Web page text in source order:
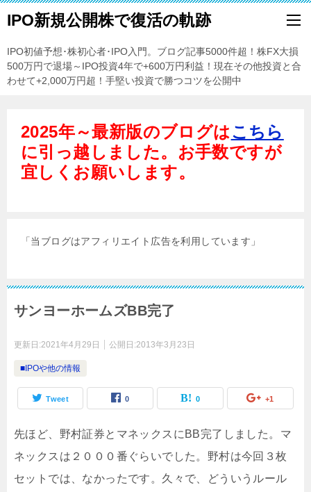
IPO新規公開株で復活の軌跡
IPO初値予想･株初心者･IPO入門。ブログ記事5000件超！株FX大損
500万円で退場～IPO投資4年で+600万円利益！現在その他投資と合
わせて+2,000万円超！手堅い投資で勝つコツを公開中
2025年～最新版のブログはこちら
に引っ越しました。お手数ですが
宜しくお願いします。
「当ブログはアフィリエイト広告を利用しています」
サンヨーホームズBB完了
更新日:2021年4月29日 公開日:2013年3月23日
■IPOや他の情報
Tweet 0 0 +1
先ほど、野村証券とマネックスにBB完了しました。マ
ネックスは２０００番ぐらいでした。野村は今回３枚
セットでは、なかったです。久々で、どういうルール